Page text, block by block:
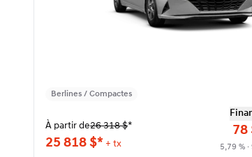
Berlines / Compactes
À partir de26 318$*
25 818 $* + tx
78
5,79 %